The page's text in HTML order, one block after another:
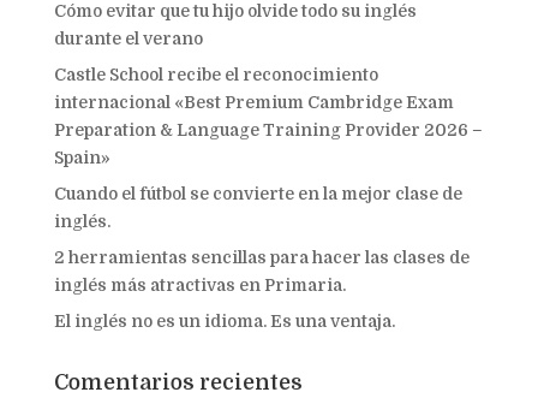
Cómo evitar que tu hijo olvide todo su inglés
durante el verano
Castle School recibe el reconocimiento
internacional «Best Premium Cambridge Exam
Preparation & Language Training Provider 2026 –
Spain»
Cuando el fútbol se convierte en la mejor clase de
inglés.
2 herramientas sencillas para hacer las clases de
inglés más atractivas en Primaria.
El inglés no es un idioma. Es una ventaja.
Comentarios recientes